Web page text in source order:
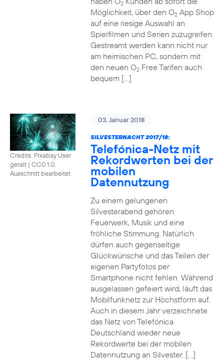
2
Möglichkeit, über den O2App Shop
auf eine riesige Auswahl an
Spielfilmen und Serien zuzugreifen.
Gestreamt werden kann nicht nur
am heimischen PC, sondern mit
den neuen O2Free Tarifen auch
bequem […]
Credits: Pixabay User
geralt | CC0 1.0,
Ausschnitt bearbeitet
03. Januar 2018
SILVESTERNACHT 2017/18:
Telefónica-Netz mit
Rekordwerten bei der
mobilen
Datennutzung
Zu einem gelungenen
Silvesterabend gehören
Feuerwerk, Musik und eine
fröhliche Stimmung. Natürlich
dürfen auch gegenseitige
Glückwünsche und das Teilen der
eigenen Partyfotos per
Smartphone nicht fehlen. Während
ausgelassen gefeiert wird, läuft das
Mobilfunknetz zur Höchstform auf.
Auch in diesem Jahr verzeichnete
das Netz von Telefónica
Deutschland wieder neue
Rekordwerte bei der mobilen
Datennutzung an Silvester. […]